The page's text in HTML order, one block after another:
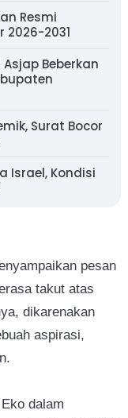
Resmi
2026-2031
Beberkan
Surat Bocor
Israel, Kondisi
pesan
takut atas
dikarenakan
aspirasi,
dalam